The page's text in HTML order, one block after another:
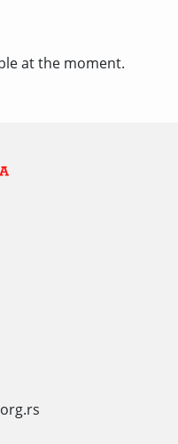
at the moment.